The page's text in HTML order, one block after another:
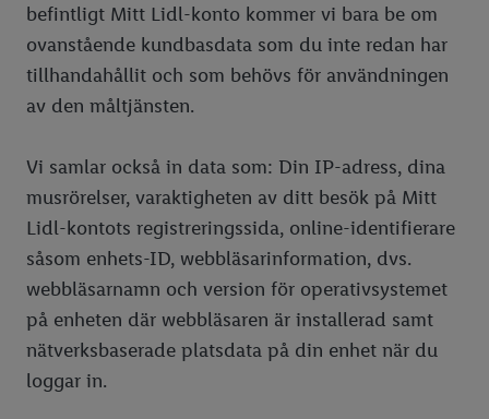
befintligt Mitt Lidl-konto kommer vi bara be om
ovanstående kundbasdata som du inte redan har
tillhandahållit och som behövs för användningen
av den måltjänsten.
Vi samlar också in data som: Din IP-adress, dina
musrörelser, varaktigheten av ditt besök på Mitt
Lidl-kontots registreringssida, online-identifierare
såsom enhets-ID, webbläsarinformation, dvs.
webbläsarnamn och version för operativsystemet
på enheten där webbläsaren är installerad samt
nätverksbaserade platsdata på din enhet när du
loggar in.